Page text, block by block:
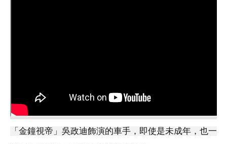
「金鐘視帝」吳政迪飾演的車手，即使是未成年，也一